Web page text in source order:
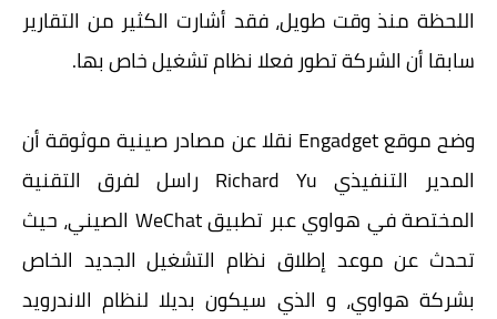
اللحظة منذ وقت طويل، فقد أشارت الكثير من التقارير
سابقا أن الشركة تطور فعلا نظام تشغيل خاص بها.
وضح موقع Engadget نقلا عن مصادر صينية موثوقة أن
المدير التنفيذي Richard Yu راسل لفرق التقنية
المختصة في هواوي عبر تطبيق WeChat الصيني، حيث
تحدث عن موعد إطلاق نظام التشغيل الجديد الخاص
بشركة هواوي، و الذي سيكون بديلا لنظام الاندرويد